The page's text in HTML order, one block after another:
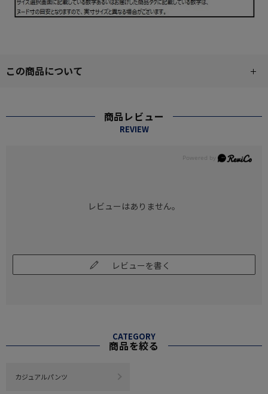
この商品について
商品レビュー
REVIEW
レビューはありません。
レビューを書く
CATEGORY
商品を絞る
カジュアルパンツ